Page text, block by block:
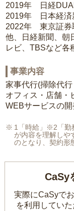
2019年 日経
2019年 日本経済
2022年 東京証券
他、日経新聞、朝
レビ、TBSなど各
事業内容
家事代行(掃除代
オフィス・店舗・
WEBサービスの
1「時給」※2「勤
が内容を理解しや
のとなり、契約形
CaSy
実際にCaSyで
を利用していた